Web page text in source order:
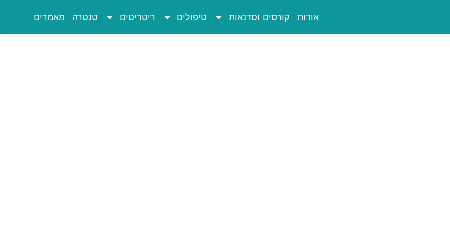
אודות קורסים וסדנאות טיפולים ריטריטים טנטרה מאמרים